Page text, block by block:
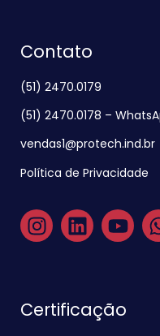
Contato
(51) 2470.0179
(51) 2470.0178 –
vendas1@protech.ind.br
Política de Privacidade
Certificação